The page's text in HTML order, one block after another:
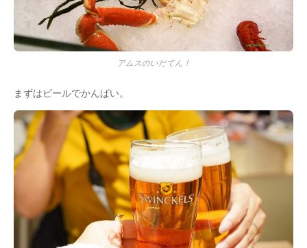
アムスのいだてん！
まずはビールでかんぱい。